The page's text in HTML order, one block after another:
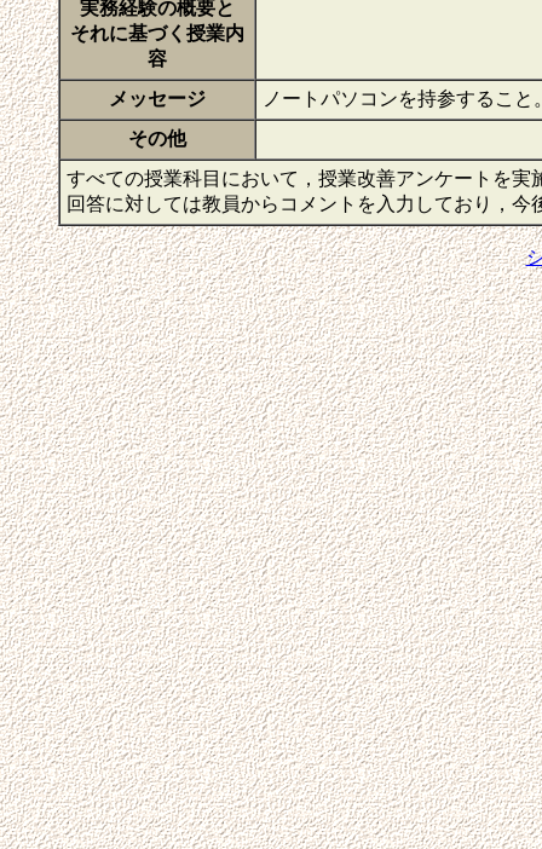
実務経験の概要と
それに基づく授業内
容
メッセージ
ノートパソコンを持参すること
その他
すべての授業科目において，授業改善アンケートを
回答に対しては教員からコメントを入力しており，